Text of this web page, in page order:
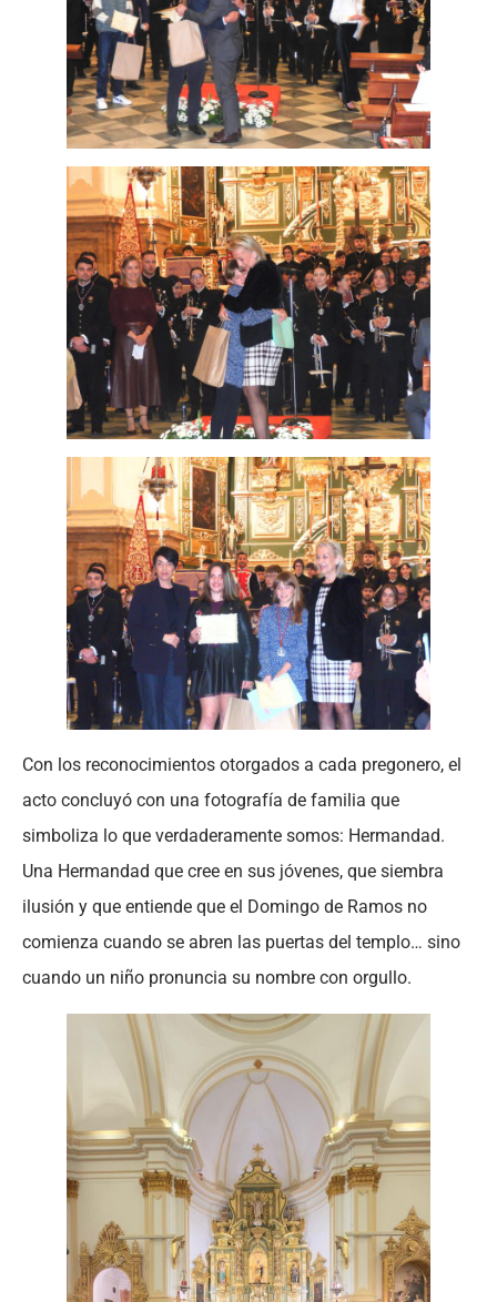
Con los reconocimientos otorgados a cada pregonero, el
acto concluyó con una fotografía de familia que
simboliza lo que verdaderamente somos: Hermandad.
Una Hermandad que cree en sus jóvenes, que siembra
ilusión y que entiende que el Domingo de Ramos no
comienza cuando se abren las puertas del templo… sino
cuando un niño pronuncia su nombre con orgullo.